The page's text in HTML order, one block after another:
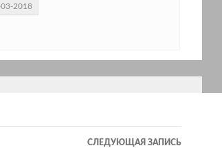
03-2018
СЛЕДУЮЩАЯ ЗАПИСЬ